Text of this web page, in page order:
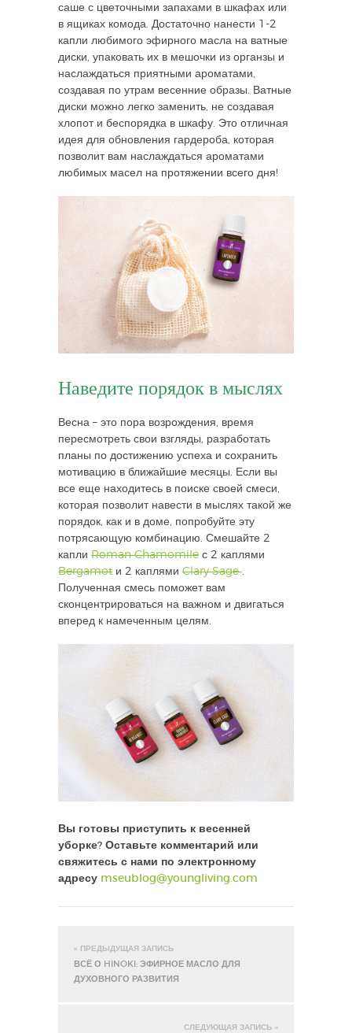
саше с цветочными запахами в шкафах или
в ящиках комода. Достаточно нанести 1-2
капли любимого эфирного масла на ватные
диски, упаковать их в мешочки из органзы и
наслаждаться приятными ароматами,
создавая по утрам весенние образы. Ватные
диски можно легко заменить, не создавая
хлопот и беспорядка в шкафу. Это отличная
идея для обновления гардероба, которая
позволит вам наслаждаться ароматами
любимых масел на протяжении всего дня!
Наведите порядок в мыслях
Весна – это пора возрождения, время
пересмотреть свои взгляды, разработать
планы по достижению успеха и сохранить
мотивацию в ближайшие месяцы. Если вы
все еще находитесь в поиске своей смеси,
которая позволит навести в мыслях такой же
порядок, как и в доме, попробуйте эту
потрясающую комбинацию. Смешайте 2
капли Roman Chamomile с 2 каплями
Bergamot и 2 каплями Clary Sage.
Полученная смесь поможет вам
сконцентрироваться на важном и двигаться
вперед к намеченным целям.
Вы готовы приступить к весенней
уборке? Оставьте комментарий или
свяжитесь с нами по электронному
адресу mseublog@youngliving.com
« ПРЕДЫДУЩАЯ ЗАПИСЬ
ВСЁ О HINOKI: ЭФИРНОЕ МАСЛО ДЛЯ
ДУХОВНОГО РАЗВИТИЯ
СЛЕДУЮЩАЯ ЗАПИСЬ »